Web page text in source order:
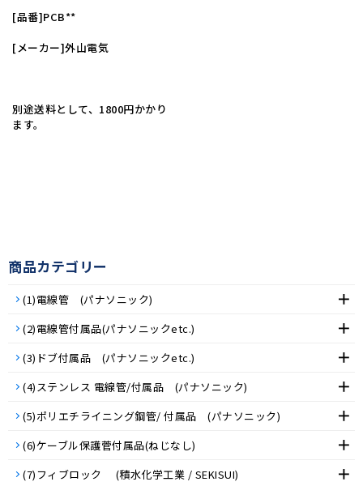
[品番]PCB**
[メーカー]外山電気
別途送料として、1800円かかり
ます。
商品カテゴリー
(1)電線管 (パナソニック)
(2)電線管付属品(パナソニックetc.)
(3)ドブ付属品 (パナソニックetc.)
(4)ステンレス 電線管/付属品 (パナソニック)
(5)ポリエチライニング鋼管/ 付属品 (パナソニック)
(6)ケーブル保護菅付属品(ねじなし)
(7)フィブロック (積水化学工業 / SEKISUI)